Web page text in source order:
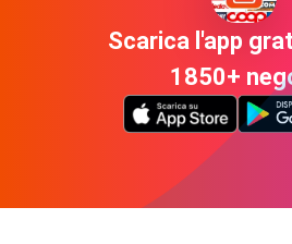
Scarica l'app
1850+